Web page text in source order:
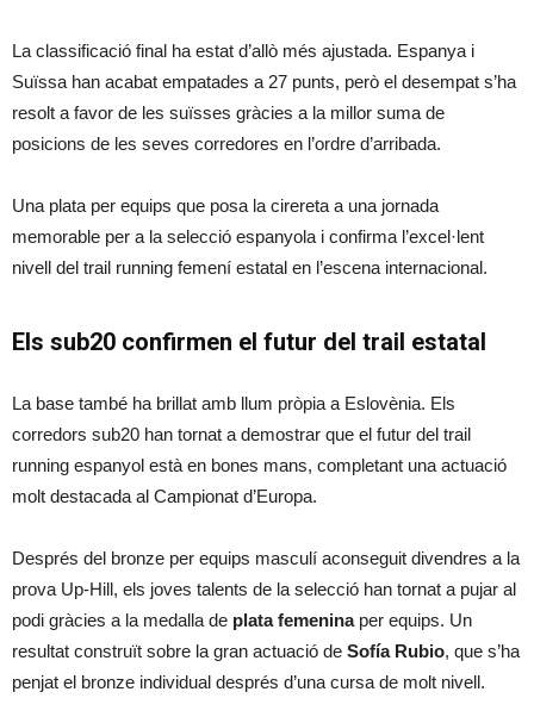
La classificació final ha estat d’allò més ajustada. Espanya i
Suïssa han acabat empatades a 27 punts, però el desempat s’ha
resolt a favor de les suïsses gràcies a la millor suma de
posicions de les seves corredores en l’ordre d’arribada.
Una plata per equips que posa la cirereta a una jornada
memorable per a la selecció espanyola i confirma l’excel·lent
nivell del trail running femení estatal en l’escena internacional.
Els sub20 confirmen el futur del trail estatal
La base també ha brillat amb llum pròpia a Eslovènia. Els
corredors sub20 han tornat a demostrar que el futur del trail
running espanyol està en bones mans, completant una actuació
molt destacada al Campionat d’Europa.
Després del bronze per equips masculí aconseguit divendres a la
prova Up-Hill, els joves talents de la selecció han tornat a pujar al
podi gràcies a la medalla de plata femeninaper equips. Un
resultat construït sobre la gran actuació de Sofía Rubio, que s’ha
penjat el bronze individual després d’una cursa de molt nivell.